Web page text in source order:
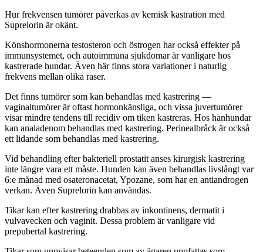
Hur frekvensen tumörer påverkas av kemisk kastration med
Suprelorin är okänt.
Könshormonerna testosteron och östrogen har också effekter på
immunsystemet, och autoimmuna sjukdomar är vanligare hos
kastrerade hundar. Även här finns stora variationer i naturlig
frekvens mellan olika raser.
Det finns tumörer som kan behandlas med kastrering —
vaginaltumörer är oftast hormonkänsliga, och vissa juvertumörer
visar mindre tendens till recidiv om tiken kastreras. Hos hanhundar
kan analadenom behandlas med kastrering. Perinealbråck är också
ett lidande som behandlas med kastrering.
Vid behandling efter bakteriell prostatit anses kirurgisk kastrering
inte längre vara ett måste. Hunden kan även behandlas livslångt var
6:e månad med osateronacetat, Ypozane, som har en antiandrogen
verkan. Även Suprelorin kan användas.
Tikar kan efter kastrering drabbas av inkontinens, dermatit i
vulvavecken och vaginit. Dessa problem är vanligare vid
prepubertal kastrering.